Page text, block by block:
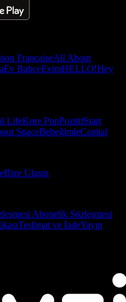
FrançaiseAll About
Ev BahçeEvimHELLO!Hey
LifeKore PopPozitifStart
SpaceBebeğimleCapital
Bize Ulaşın
Abonelik Sözleşmesi
Teslimat ve İadeYayın